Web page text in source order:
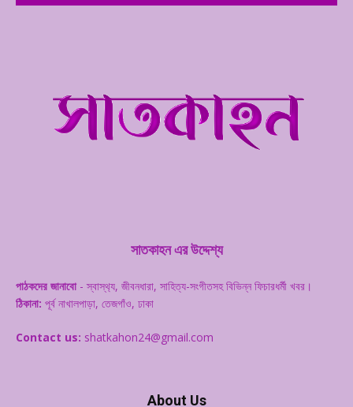
সাতকাহন এর উদ্দেশ্য
পাঠকদের জানাবো - স্বাস্থ‌্য, জীবনধারা, সাহিত্য-সংগীতসহ বিভিন্ন ফিচারধর্মী খবর।
ঠিকানা: পূর্ব নাখালপাড়া, তেজগাঁও, ঢাকা
Contact us: shatkahon24@gmail.com
About Us